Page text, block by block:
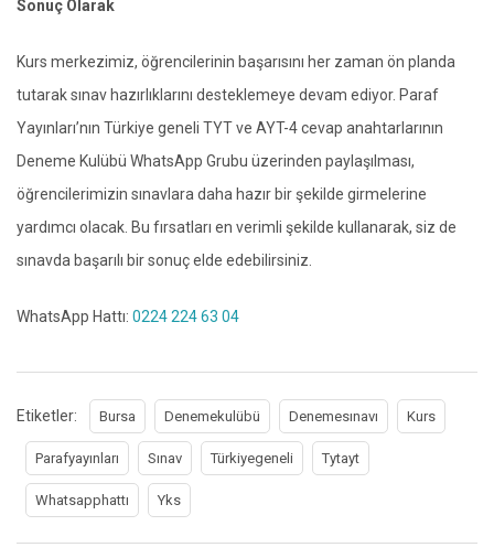
Sonuç Olarak
Kurs merkezimiz, öğrencilerinin başarısını her zaman ön planda
tutarak sınav hazırlıklarını desteklemeye devam ediyor. Paraf
Yayınları’nın Türkiye geneli TYT ve AYT-4 cevap anahtarlarının
Deneme Kulübü WhatsApp Grubu üzerinden paylaşılması,
öğrencilerimizin sınavlara daha hazır bir şekilde girmelerine
yardımcı olacak. Bu fırsatları en verimli şekilde kullanarak, siz de
sınavda başarılı bir sonuç elde edebilirsiniz.
WhatsApp Hattı: 0224 224 63 04
Etiketler: Bursa Denemekulübü Denemesınavı Kurs
Parafyayınları Sınav Türkiyegeneli Tytayt
Whatsapphattı Yks